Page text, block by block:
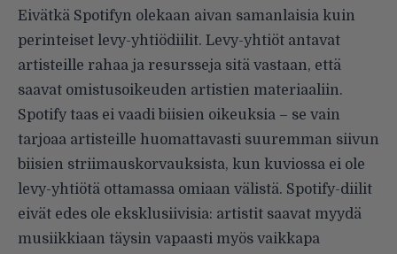
Eivätkä Spotifyn olekaan aivan samanlaisia kuin
perinteiset levy-yhtiödiilit. Levy-yhtiöt antavat
artisteille rahaa ja resursseja sitä vastaan, että
saavat omistusoikeuden artistien materiaaliin.
Spotify taas ei vaadi biisien oikeuksia – se vain
tarjoaa artisteille huomattavasti suuremman siivun
biisien striimauskorvauksista, kun kuviossa ei ole
levy-yhtiötä ottamassa omiaan välistä. Spotify-diilit
eivät edes ole eksklusiivisia: artistit saavat myydä
musiikkiaan täysin vapaasti myös vaikkapa